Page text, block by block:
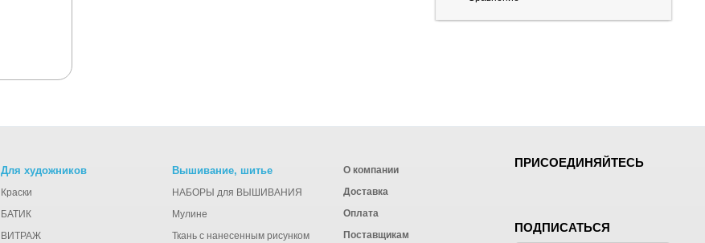
Для художников
Краски
БАТИК
ВИТРАЖ
Вышивание, шитье
НАБОРЫ для ВЫШИВАНИЯ
Мулине
Ткань с нанесенным рисунком
О компании
Доставка
Оплата
Поставщикам
ПРИСОЕДИНЯЙТЕСЬ
ПОДПИСАТЬСЯ